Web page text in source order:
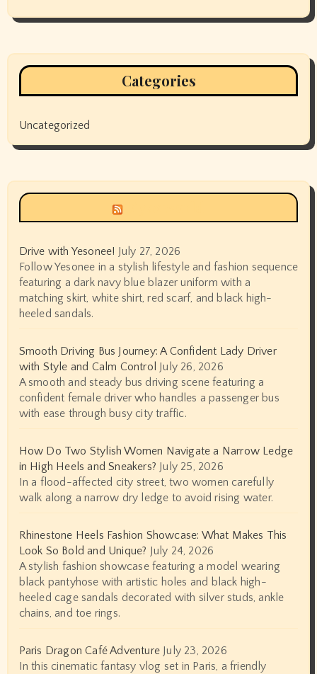
Categories
Uncategorized
Drive with Yesonee! July 27, 2026
Follow Yesonee in a stylish lifestyle and fashion sequence
featuring a dark navy blue blazer uniform with a
matching skirt, white shirt, red scarf, and black high-
heeled sandals.
Smooth Driving Bus Journey: A Confident Lady Driver
with Style and Calm Control July 26, 2026
A smooth and steady bus driving scene featuring a
confident female driver who handles a passenger bus
with ease through busy city traffic.
How Do Two Stylish Women Navigate a Narrow Ledge
in High Heels and Sneakers? July 25, 2026
In a flood-affected city street, two women carefully
walk along a narrow dry ledge to avoid rising water.
Rhinestone Heels Fashion Showcase: What Makes This
Look So Bold and Unique? July 24, 2026
A stylish fashion showcase featuring a model wearing
black pantyhose with artistic holes and black high-
heeled cage sandals decorated with silver studs, ankle
chains, and toe rings.
Paris Dragon Café Adventure July 23, 2026
In this cinematic fantasy vlog set in Paris, a friendly